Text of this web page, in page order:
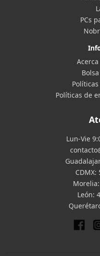
PCs
Políticas de
Lun-Vie
CDMX:
Morelia:
León: